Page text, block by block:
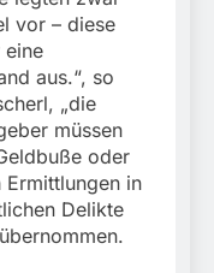
vor – diese
eine
aus.“, so
„die
müssen
oder
Ermittlungen in
Delikte